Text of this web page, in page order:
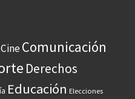
CineComunicación
Derechos
Educación Elecciones